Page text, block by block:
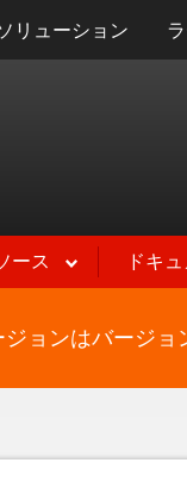
リューション
ース ドキ
ョンはバージョ